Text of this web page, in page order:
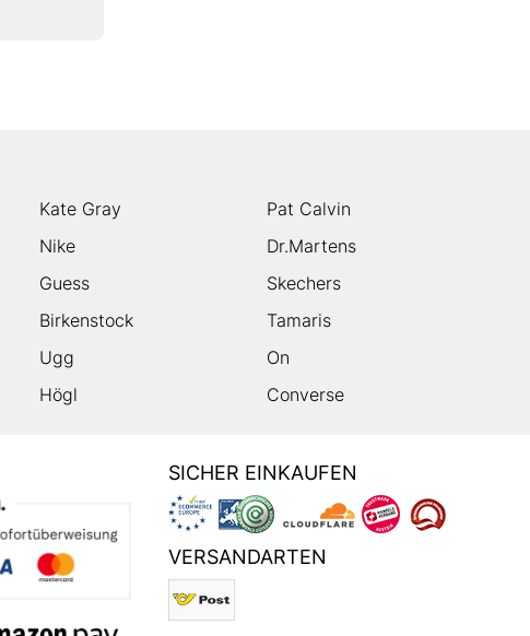
Kate Gray
Pat Calvin
Nike
Dr.Martens
Guess
Skechers
Birkenstock
Tamaris
Ugg
On
Högl Converse
SICHER EINKAUFEN
VERSANDARTEN